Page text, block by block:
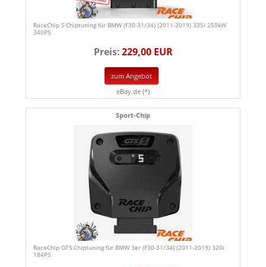
RaceChip S Chiptuning für BMW (F30-31/34) (2011-2019) 335i 250kW
340PS
Preis:229,00 EUR
zum Angebot
eBay.de (*)
Sport-Chip
RaceChip GTS Chiptuning für BMW 3er (F30-31/34) (2011-2019) 320i
184PS